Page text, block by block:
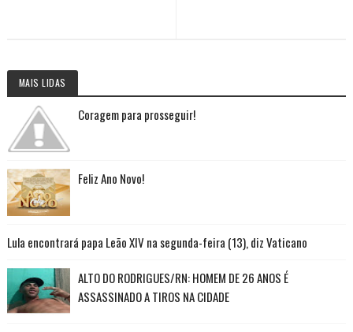
MAIS LIDAS
Coragem para prosseguir!
Feliz Ano Novo!
Lula encontrará papa Leão XIV na segunda-feira (13), diz Vaticano
ALTO DO RODRIGUES/RN: HOMEM DE 26 ANOS É
ASSASSINADO A TIROS NA CIDADE